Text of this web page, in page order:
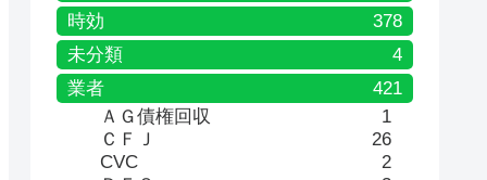
時効
378
未分類
4
業者
421
ＡＧ債権回収
1
ＣＦＪ
26
CVC
2